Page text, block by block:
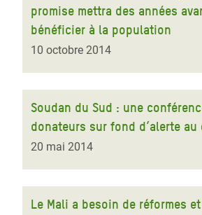
promise mettra des années
bénéficier à la population
10 octobre 2014
Soudan du Sud : une
donateurs sur fond d’alerte au
20 mai 2014
Le Mali a besoin de réformes